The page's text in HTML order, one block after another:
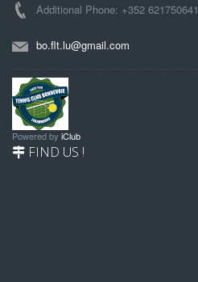
Additional Phone: +352 621750641
bo.flt.lu@gmail.com
Powered by iClub
FIND US !